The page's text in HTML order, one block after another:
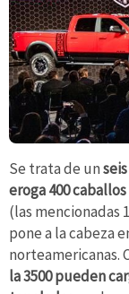
Se trata de un
eroga 400
(las mencionadas
pone a la cabeza
norteamericanas.
la 3500 pueden